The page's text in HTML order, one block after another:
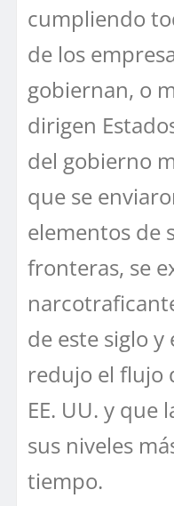
cumpliendo
de los
gobiernan, o
dirigen
del gobierno
que se
elementos de
fronteras, se
de este siglo
redujo el flujo
EE. UU. y que
sus niveles
tiempo.